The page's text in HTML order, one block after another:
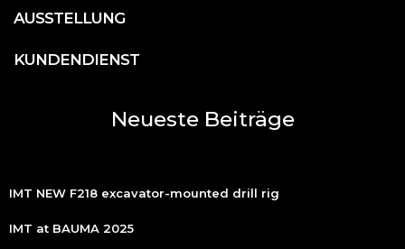
AUSSTELLUNG
KUNDENDIENST
Neueste Beiträge
IMT NEW F218 excavator-mounted drill rig
IMT at BAUMA 2025